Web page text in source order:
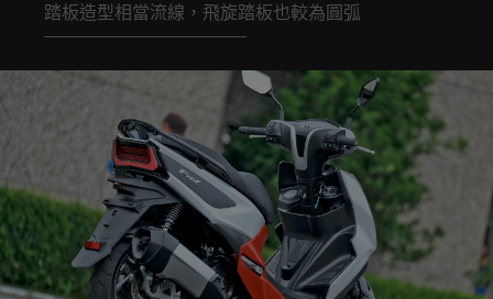
踏板造型相當流線，飛旋踏板也較為圓弧